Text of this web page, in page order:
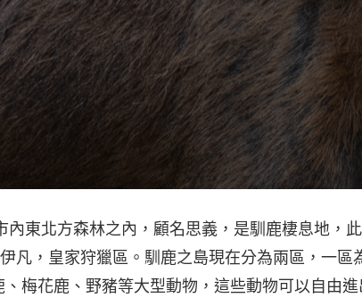
內東北方森林之內，顧名思義，是馴鹿棲息地，
凡，皇家狩獵區。馴鹿之島現在分為兩區，一區
梅花鹿、野豬等大型動物，這些動物可以自由